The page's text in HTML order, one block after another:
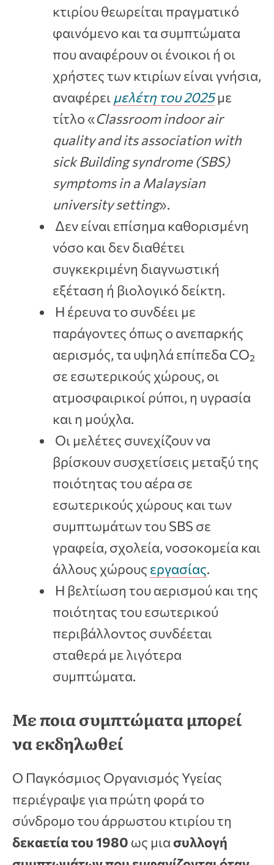
κτιρίου θεωρείται πραγματικό
φαινόμενο και τα συμπτώματα
που αναφέρουν οι ένοικοι ή οι
χρήστες των κτιρίων είναι γνήσια,
αναφέρει μελέτη του 2025με
τίτλο «Classroom indoor air
quality and its association with
sick Building syndrome (SBS)
symptoms in a Malaysian
university setting».
Δεν είναι επίσημα καθορισμένη
νόσο και δεν διαθέτει
συγκεκριμένη διαγνωστική
εξέταση ή βιολογικό δείκτη.
Η έρευνα το συνδέει με
παράγοντες όπως ο ανεπαρκής
αερισμός, τα υψηλά επίπεδα CO₂
σε εσωτερικούς χώρους, οι
ατμοσφαιρικοί ρύποι, η υγρασία
και η μούχλα.
Οι μελέτες συνεχίζουν να
βρίσκουν συσχετίσεις μεταξύ της
ποιότητας του αέρα σε
εσωτερικούς χώρους και των
συμπτωμάτων του SBS σε
γραφεία, σχολεία, νοσοκομεία και
άλλους χώρους εργασίας.
Η βελτίωση του αερισμού και της
ποιότητας του εσωτερικού
περιβάλλοντος συνδέεται
σταθερά με λιγότερα
συμπτώματα.
Με ποια συμπτώματα μπορεί
να εκδηλωθεί
Ο Παγκόσμιος Οργανισμός Υγείας
περιέγραψε για πρώτη φορά το
σύνδρομο του άρρωστου κτιρίου τη
δεκαετία του 1980 ως μιασυλλογή